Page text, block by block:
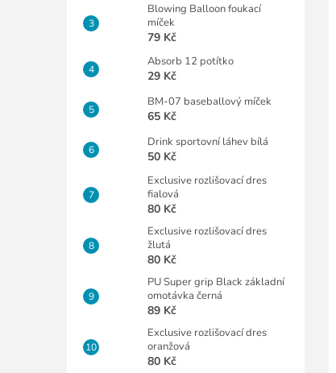
Blowing Balloon foukací
míček
79 Kč
Absorb 12 potítko
29 Kč
BM-07 baseballový míček
65 Kč
Drink sportovní láhev bílá
50 Kč
Exclusive rozlišovací dres
fialová
80 Kč
Exclusive rozlišovací dres
žlutá
80 Kč
PU Super grip Black základní
omotávka černá
89 Kč
Exclusive rozlišovací dres
oranžová
80 Kč